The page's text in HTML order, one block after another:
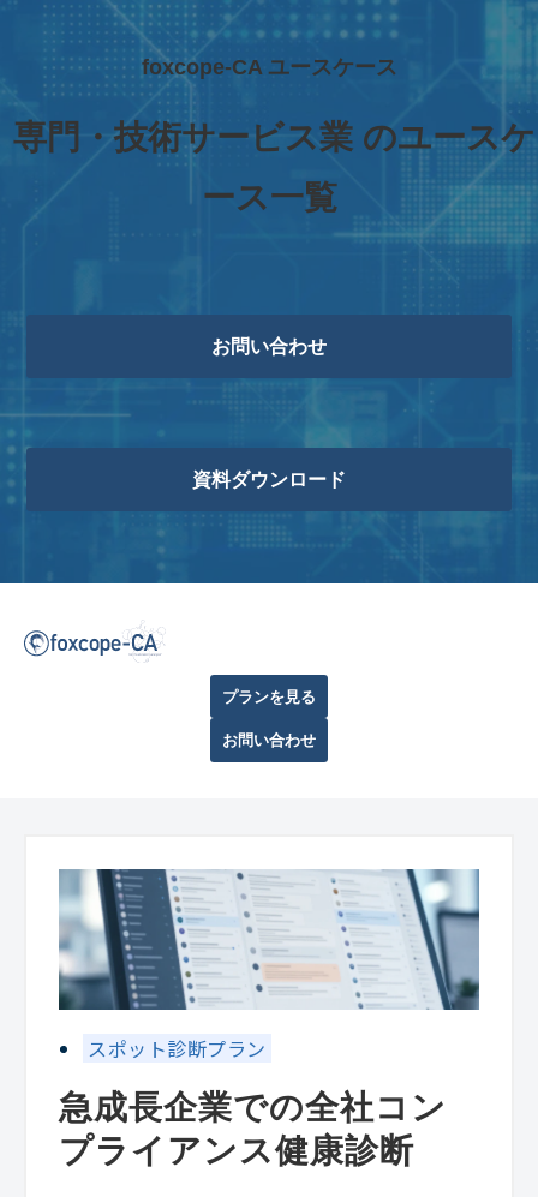
foxcope-CA ユースケース
ース一覧
お問い合わせ
資料ダウンロード
プランを見る
お問い合わせ
スポット診断プラン
急成長企業での全社コン
プライアンス健康診断